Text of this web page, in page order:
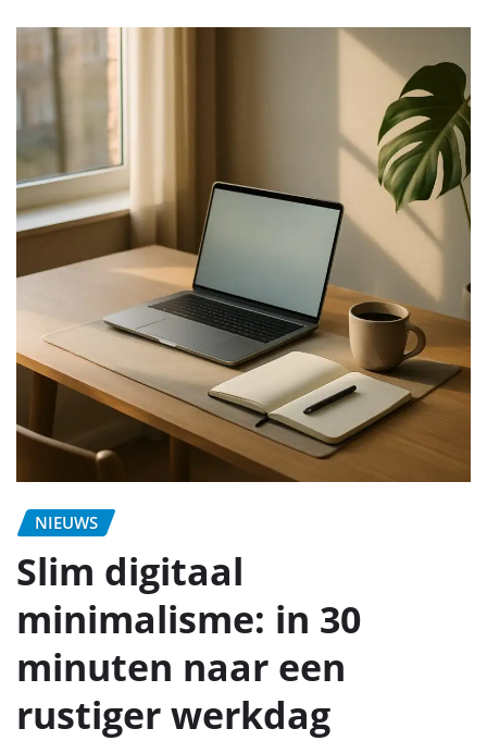
NIEUWS
Slim digitaal
minimalisme: in 30
minuten naar een
rustiger werkdag